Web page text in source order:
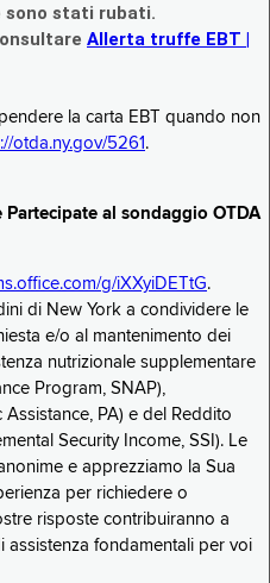
sono stati rubati.
Allerta truffe EBT |
la carta EBT quando non
otda.ny.gov/5261 .
al sondaggio OTDA
g/iXXyiDETtG.
di New York a condividere le
e/o al mantenimento dei
nutrizionale supplementare
Program, SNAP),
PA) e del Reddito
Security Income, SSI). Le
e apprezziamo la Sua
per richiedere o
risposte contribuiranno a
fondamentali per voi